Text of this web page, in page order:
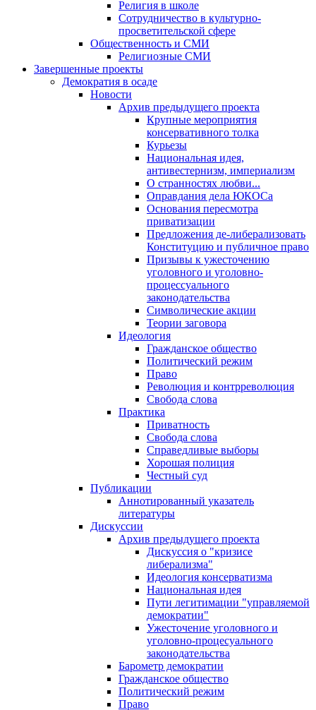
Религия в школе
Сотрудничество в культурно-
просветительской сфере
Общественность и СМИ
Религиозные СМИ
Завершенные проекты
Демократия в осаде
Новости
Архив предыдущего проекта
Крупные мероприятия
консервативного толка
Курьезы
Национальная идея,
антивестернизм, империализм
О странностях любви...
Оправдания дела ЮКОСа
Основания пересмотра
приватизации
Предложения де-либерализовать
Конституцию и публичное право
Призывы к ужесточению
уголовного и уголовно-
процессуального
законодательства
Символические акции
Теории заговора
Идеология
Гражданское общество
Политический режим
Право
Революция и контрреволюция
Свобода слова
Практика
Приватность
Свобода слова
Справедливые выборы
Хорошая полиция
Честный суд
Публикации
Аннотированный указатель
литературы
Дискуссии
Архив предыдущего проекта
Дискуссия о "кризисе
либерализма"
Идеология консерватизма
Национальная идея
Пути легитимации "управляемой
демократии"
Ужесточение уголовного и
уголовно-процесуального
законодательства
Барометр демократии
Гражданское общество
Политический режим
Право